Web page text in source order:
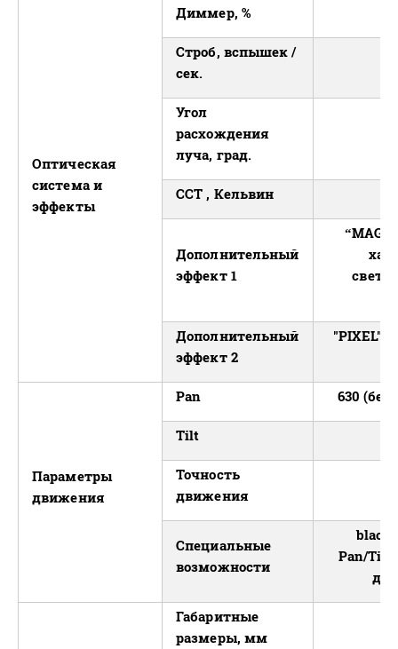
Оптическая
система и
эффекты
Диммер, %
Строб, вспышек /
сек.
Угол
расхождения
луча, град.
ССТ , Кельвин
Дополнительный
эффект 1
Дополнительный
эффект 2
"PIXEL"
Параметры
движения
Pan 630
Tilt
Точность
движения
Специальные
возможности
Pan/Tilt,
Габаритные
размеры, мм